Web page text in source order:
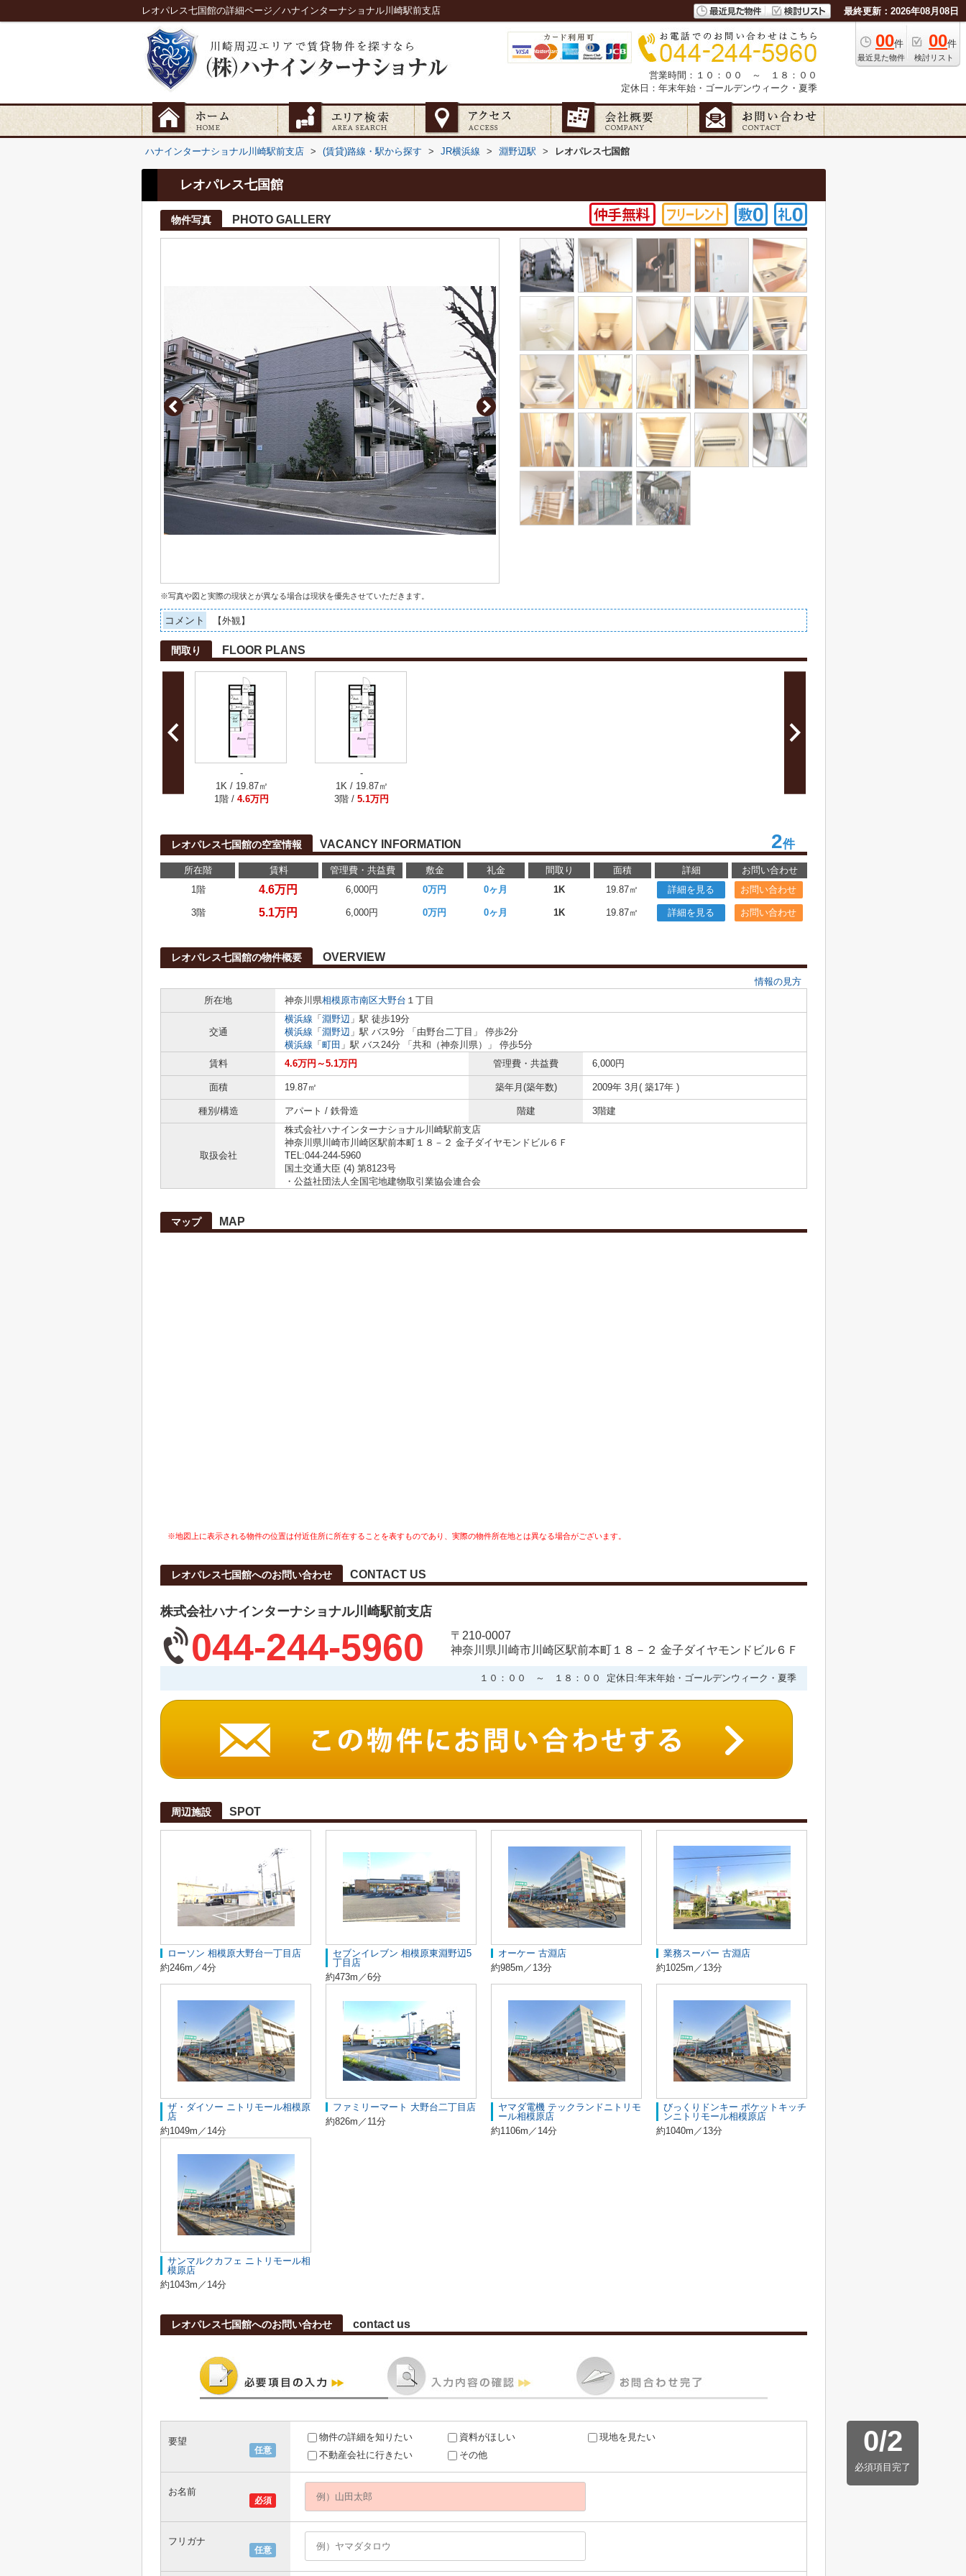
レオパレス七国館の詳細ページ／ハナインターナショナル川崎駅前支店 最終更新：2026年08月08日
00件
最近見た物件
00件
検討リスト
営業時間：１０：００ ～ １８：００
定休日：年末年始・ゴールデンウィーク・夏季
ハナインターナショナル川崎駅前支店 > (賃貸)路線・駅から探す > JR横浜線 > 淵野辺駅 > レオパレス七国館
レオパレス七国館
物件写真 PHOTO GALLERY
※写真や図と実際の現状とが異なる場合は現状を優先させていただきます。
コメント 【外観】
間取り FLOOR PLANS
-
1K / 19.87㎡
1階 / 4.6万円
-
1K / 19.87㎡
3階 / 5.1万円
レオパレス七国館の空室情報 VACANCY INFORMATION 2件
所在階 賃料 管理費・共益費 敷金 礼金 間取り 面積 詳細
お問い合わせ
1階
4.6万円 6,000円 0万円 0ヶ月 1K 19.87㎡ 詳細を見る お問い合わせ
3階 5.1万円 6,000円 0万円 0ヶ月 1K 19.87㎡ 詳細を見る お問い合わせ
レオパレス七国館の物件概要 OVERVIEW
情報の見方
所在地
神奈川県相模原市南区大野台 １丁目
交通
横浜線 「 淵野辺 」駅 徒歩19分
横浜線 「 淵野辺 」駅 バス9分 「由野台二丁目」 停歩2分
横浜線 「 町田 」駅 バス24分 「共和（神奈川県）」 停歩5分
賃料
4.6万円～5.1万円 管理費・共益費 6,000円
面積 19.87㎡ 築年月(築年数) 2009年 3月( 築17年 )
種別/構造 アパート / 鉄骨造 階建 3階建
取扱会社
株式会社ハナインターナショナル川崎駅前支店
神奈川県川崎市川崎区駅前本町１８－２ 金子ダイヤモンドビル６Ｆ
TEL:044-244-5960
国土交通大臣 (4) 第8123号
・公益社団法人全国宅地建物取引業協会連合会
マップ MAP
※地図上に表示される物件の位置は付近住所に所在することを表すものであり、実際の物件所在地とは異なる場合がございます。
レオパレス七国館へのお問い合わせ CONTACT US
株式会社ハナインターナショナル川崎駅前支店
044-244-5960
〒210-0007
神奈川県川崎市川崎区駅前本町１８－２ 金子ダイヤモンドビル６Ｆ
１０：００ ～ １８：００ 定休日:年末年始・ゴールデンウィーク・夏季
周辺施設 SPOT
ローソン 相模原大野台一丁目店
約246m／4分
セブンイレブン 相模原東淵野辺5
丁目店
約473m／6分
オーケー 古淵店
約985m／13分
業務スーパー 古淵店
約1025m／13分
ザ・ダイソー ニトリモール相模原
店
約1049m／14分
ファミリーマート 大野台二丁目店
約826m／11分
ヤマダ電機 テックランドニトリモ
ール相模原店
約1106m／14分
びっくりドンキー ポケットキッチ
ンニトリモール相模原店
約1040m／13分
サンマルクカフェ ニトリモール相
模原店
約1043m／14分
レオパレス七国館へのお問い合わせ contact us
0/2
必須項目完了
任意
要望 物件の詳細を知りたい 資料がほしい
現地を見たい
不動産会社に行きたい
その他
必須
お名前
任意
フリガナ